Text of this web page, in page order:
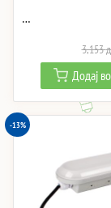
…
3,153
Додај
-13%